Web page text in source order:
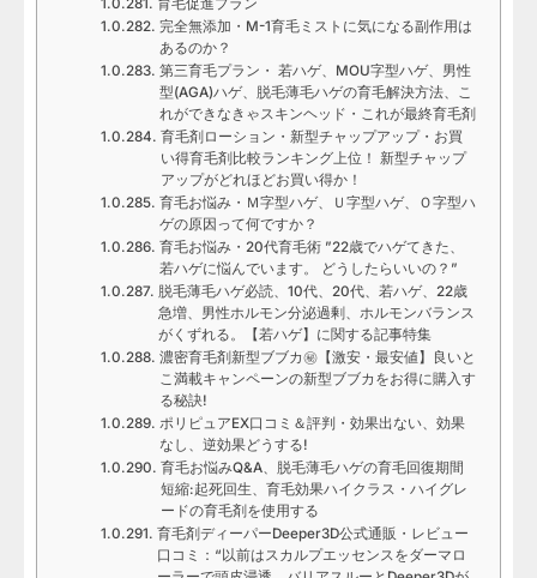
育毛促進プラン
完全無添加・M-1育毛ミストに気になる副作用は
あるのか？
第三育毛プラン・ 若ハゲ、MOU字型ハゲ、男性
型(AGA)ハゲ、脱毛薄毛ハゲの育毛解決方法、こ
れができなきゃスキンヘッド・これが最終育毛剤
育毛剤ローション・新型チャップアップ・お買
い得育毛剤比較ランキング上位！ 新型チャップ
アップがどれほどお買い得か！
育毛お悩み・Ｍ字型ハゲ、Ｕ字型ハゲ、Ｏ字型ハ
ゲの原因って何ですか？
育毛お悩み・20代育毛術 ”22歳でハゲてきた、
若ハゲに悩んでいます。 どうしたらいいの？”
脱毛薄毛ハゲ必読、10代、20代、若ハゲ、22歳
急増、男性ホルモン分泌過剰、ホルモンバランス
がくずれる。【若ハゲ】に関する記事特集
濃密育毛剤新型ブブカ㊙【激安・最安値】良いと
こ満載キャンペーンの新型ブブカをお得に購入す
る秘訣!
ポリピュアEX口コミ＆評判・効果出ない、効果
なし、逆効果どうする!
育毛お悩みQ&A、脱毛薄毛ハゲの育毛回復期間
短縮:起死回生、育毛効果ハイクラス・ハイグレ
ードの育毛剤を使用する
育毛剤ディーパーDeeper3D公式通販・レビュー
口コミ：“以前はスカルプエッセンスをダーマロ